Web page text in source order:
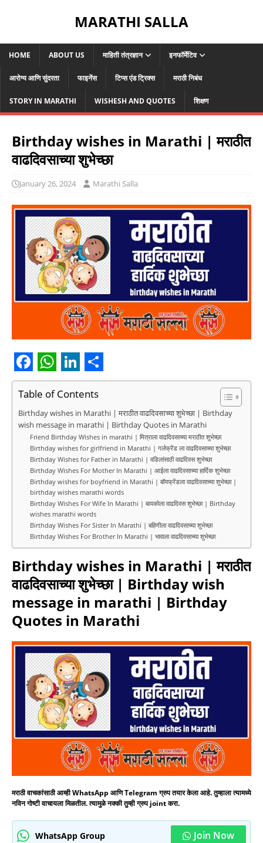
MARATHI SALLA
HOME ABOUT US माहिती तंत्रज्ञान इनफॉर्मेटिव
आरोग्य आणि सुंदरता फाइनेंस टिप्स एंड ट्रिक्स मराठी निबंध
STORY IN MARATHI WISHESH AND QUOTES शिक्षण
Birthday wishes in Marathi | मराठीत
वाढदिवसाच्या शुभेच्छा
January 26, 2024 Marathi Salla
F
a
c
e
W
h
a
t
s
A
p
p
L
i
n
k
e
d
I
n
S
h
a
r
e
Table of Contents
Birthday wishes in Marathi | मराठीत वाढदिवसाच्या शुभेच्छा | Birthday
wish message in marathi | Birthday Quotes in Marathi
Friend Birthday Wishes in marathi | मित्राला वाढदिवसाच्या मराठीत शुभेच्छा
Birthday wishes for girlfriend in Marathi | गर्लफ्रेंड ला वाढदिवसाच्या शुभेच्छा
Birthday Wishes for Father in Marathi | वडिलांसाठी वाढदिवस शुभेच्छा
Birthday Wishes For Mother In Marathi | आईला वाढदिवसाच्या हार्दिक शुभेच्छा
Birthday wishes for boyfriend in Marathi | बॉयफ्रेंडला वाढदिवसाच्या शुभेच्छा |
birthday wishes marathi words
Birthday Wishes For Wife In Marathi | बायकोला वाढदिवस शुभेच्छा | Birthday
wishes marathi words
Birthday Wishes For Sister In Marathi | बहिणीला वाढदिवसाच्या शुभेच्छा
Birthday Wishes For Brother In Marathi | भावाला वाढदिवसाच्या शुभेच्छा
Birthday wishes in Marathi | मराठीत
वाढदिवसाच्या शुभेच्छा | Birthday wish
message in marathi | Birthday
Quotes in Marathi
मराठी वाचकांसाठी आम्ही WhatsApp आणि Telegram ग्रुप तयार केला आहे. तुम्हाला त्यामध्ये
नविन गोष्टी वाचायला मिळतील. त्यामुळे नक्की तुम्ही ग्रुप joint करा.
WhatsApp Group Join Now